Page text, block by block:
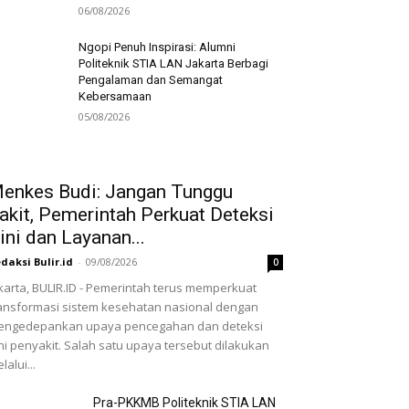
06/08/2026
Ngopi Penuh Inspirasi: Alumni
Politeknik STIA LAN Jakarta Berbagi
Pengalaman dan Semangat
Kebersamaan
05/08/2026
Budi: Jangan Tunggu
Pemerintah Perkuat Deteksi
dan Layanan...
Bulir.id - 09/08/2026 0
BULIR.ID - Pemerintah terus memperkuat
sistem kesehatan nasional dengan
upaya pencegahan dan deteksi
penyakit. Salah satu upaya tersebut dilakukan
Pra-PKKMB Politeknik STIA LAN